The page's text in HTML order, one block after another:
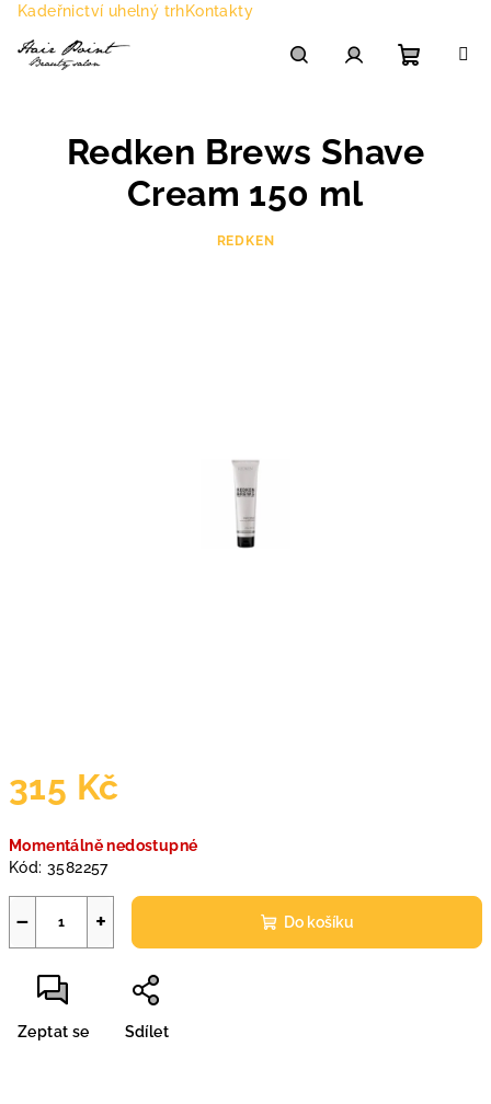
Přejít
obsah
Kadeřnictví uhelný trhKontakty
košík
315 Kč
cena:
Momentálně nedostupné
Kód: 3582257
+
− Do košíku
Zeptat se Sdílet
Redken Brews Shave
Cream 150 ml
REDKEN